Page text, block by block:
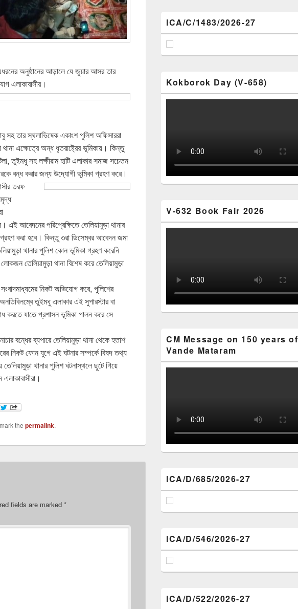
অনুষ্ঠানের আড়ালে যে জুয়ার আসর তার
এলাকাবাসীর।
সহ তার স্থলাভিষেক একাংশ পুলিশ অফিসাররা
এক্ষেত্রে অন্ধ ধৃতরাষ্ট্রের ভূমিকায়। কিন্তু
তুইমধু সহ লক্ষীরাম হাটি এলাকার সমাজ সচেতন
বন্ধ করার জন্য উদ্যোগী ভূমিকা গ্রহণ করে।
তরফ
আবেদনের পরিপ্রেক্ষিতে তেলিয়ামুড়া থানার
করা হবে। কিন্তু ৩রা ডিসেম্বর আবেদন জমা
থানার পুলিশ কোন ভূমিকা গ্রহণ করেনি
তেলিয়ামুড়া থানা বিশেষ করে তেলিয়ামুড়া
নিকট অভিযোগ করে, পুলিশের
তুইমধু এলাকার এই সুপারস্টার বা
করতে যাতে প্রশাসন ভূমিকা পালন করে সে
বন্ধের ব্যপারে তেলিয়ামুড়া থানা থেকে হতাশ
নিকট ফোন যুগে এই ঘটনার সম্পর্কে বিষদ তথ্য
থানার পুলিশ ঘটনাস্থলে ছুটে গিয়ে
the permalink.
fields are marked *
ICA/C/1483/2026-27
Kokborok Day (V-658)
V-632 Book Fair 2026
CM Message on 150 years of
Vande Mataram
ICA/D/685/2026-27
ICA/D/546/2026-27
ICA/D/522/2026-27